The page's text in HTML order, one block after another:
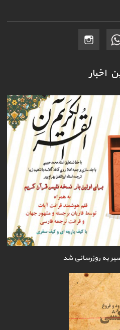
اخبار
به روزرسانی شد